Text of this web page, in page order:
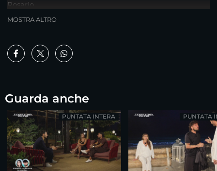
Rosario...
MOSTRA ALTRO
Guarda anche
PUNTATA INTERA PUNTATA